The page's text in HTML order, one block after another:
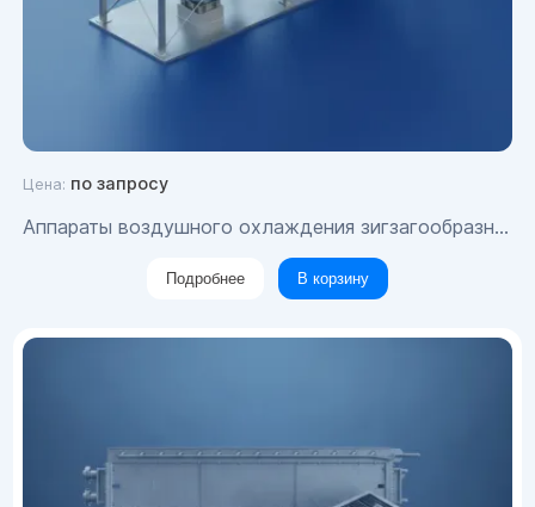
Цена: по запросу
Аппараты воздушного охлаждения зигзагообразные типа 2АВЗД
Подробнее В корзину